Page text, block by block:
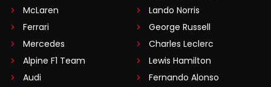
McLaren
Ferrari
Mercedes
Alpine F1 Team
Audi
Lando Norris
George Russell
Charles Leclerc
Lewis Hamilton
Fernando Alonso